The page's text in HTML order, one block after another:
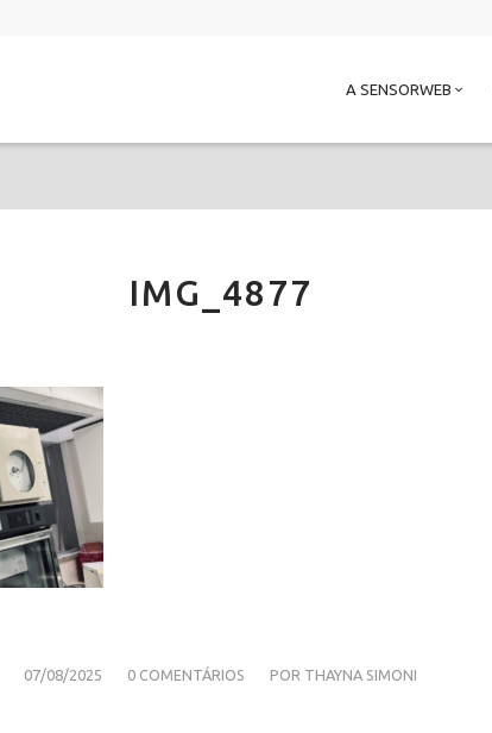
A SENSORWEB
IMG_4877
07/08/2025
/ 0 COMENTÁRIOS
/ POR THAYNA SIMONI